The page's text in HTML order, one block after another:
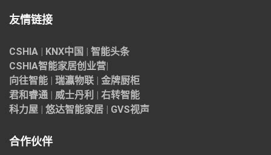
友情链接
CSHIA KNX中国
智能头条
CSHIA智能家居创业营
向往智能
瑞瀛物联
金牌厨柜
君和睿通
威士丹利
右转智能
科力屋
悠达智能家居 GVS视声
合作伙伴